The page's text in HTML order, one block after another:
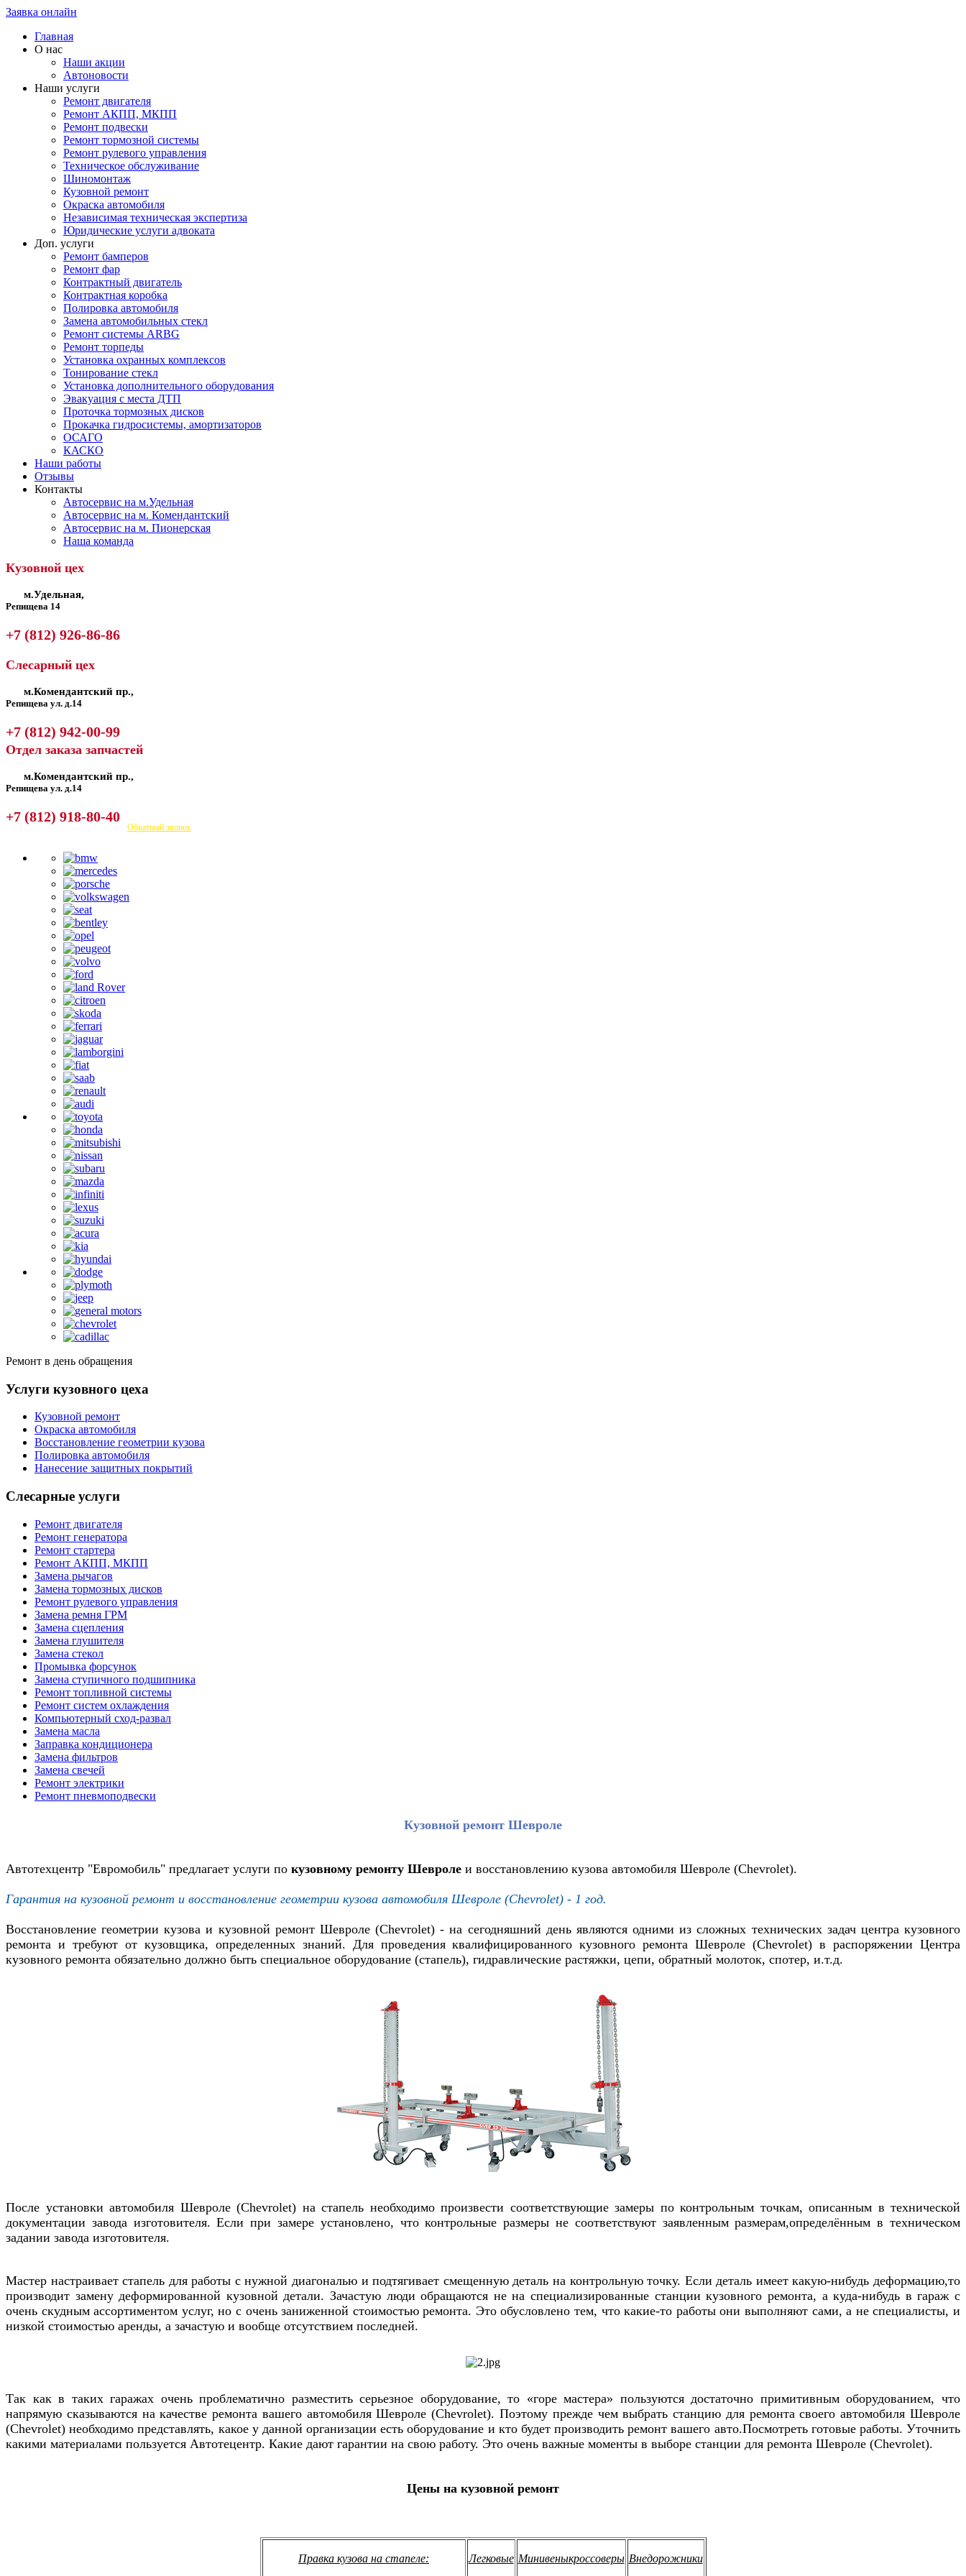
Заявка онлайн
Главная
О нас
Наши акции
Автоновости
Наши услуги
Ремонт двигателя
Ремонт АКПП, МКПП
Ремонт подвески
Ремонт тормозной системы
Ремонт рулевого управления
Техническое обслуживание
Шиномонтаж
Кузовной ремонт
Окраска автомобиля
Независимая техническая экспертиза
Юридические услуги адвоката
Доп. услуги
Ремонт бамперов
Ремонт фар
Контрактный двигатель
Контрактная коробка
Полировка автомобиля
Замена автомобильных стекл
Ремонт системы ARBG
Ремонт торпеды
Установка охранных комплексов
Тонирование стекл
Установка дополнительного оборудования
Эвакуация с места ДТП
Проточка тормозных дисков
Прокачка гидросистемы, амортизаторов
ОСАГО
КАСКО
Наши работы
Отзывы
Контакты
Автосервис на м.Удельная
Автосервис на м. Комендантский
Автосервис на м. Пионерская
Наша команда
Кузовной цех
м.Удельная,
Репищева 14
+7 (812) 926-86-86
Слесарный цех
м.Комендантский пр.,
Репищева ул. д.14
+7 (812) 942-00-99
Отдел заказа запчастей
м.Комендантский пр.,
Репищева ул. д.14
+7 (812) 918-80-40
Посмотреть на карте Обратный звонок
Ремонт в день обращения
Услуги кузовного цеха
Кузовной ремонт
Окраска автомобиля
Восстановление геометрии кузова
Полировка автомобиля
Нанесение защитных покрытий
Слесарные услуги
Ремонт двигателя
Ремонт генератора
Ремонт стартера
Ремонт АКПП, МКПП
Замена рычагов
Замена тормозных дисков
Ремонт рулевого управления
Замена ремня ГРМ
Замена сцепления
Замена глушителя
Замена стекол
Промывка форсунок
Замена ступичного подшипника
Ремонт топливной системы
Ремонт систем охлаждения
Компьютерный сход-развал
Замена масла
Заправка кондиционера
Замена фильтров
Замена свечей
Ремонт электрики
Ремонт пневмоподвески
Кузовной ремонт Шевроле
Автотехцентр "Евромобиль" предлагает услуги по кузовному ремонту Шевроле и восстановлению кузова автомобиля Шевроле (Chevrolet).
Гарантия на кузовной ремонт и восстановление геометрии кузова автомобиля Шевроле (Chevrolet) - 1 год.
Восстановление геометрии кузова и кузовной ремонт Шевроле (Chevrolet)- на сегодняшний день являются одними из сложных технических задач центра кузовного
ремонта и требуют от кузовщика, определенных знаний. Для проведения квалифицированного кузовного ремонтаШевроле (Chevrolet)в распоряжении Центра
кузовного ремонта обязательно должно быть специальное оборудование (стапель), гидравлические растяжки, цепи, обратный молоток, спотер, и.т.д.
После установки автомобиля Шевроле (Chevrolet) на стапель необходимо произвести соответствующие замеры по контрольным точкам, описанным в технической
документации завода изготовителя. Если при замере установлено, что контрольные размеры не соответствуют заявленным размерам,определённым в техническом
задании завода изготовителя.
Мастер настраивает стапель для работы с нужной диагональю и подтягивает смещенную деталь на контрольную точку. Если деталь имеет какую-нибудь деформацию,то
производит замену деформированной кузовной детали. Зачастую люди обращаются не на специализированные станции кузовного ремонта, а куда-нибудь в гараж с
очень скудным ассортиментом услуг, но с очень заниженной стоимостью ремонта. Это обусловлено тем, что какие-то работы они выполняют сами, а не специалисты, и
низкой стоимостью аренды, а зачастую и вообще отсутствием последней.
Так как в таких гаражах очень проблематично разместить серьезное оборудование, то «горе мастера» пользуются достаточно примитивным оборудованием, что
напрямую сказываются на качестве ремонта вашего автомобиляШевроле (Chevrolet). Поэтому прежде чем выбрать станцию для ремонта своего автомобиляШевроле
(Chevrolet)необходимо представлять, какое у данной организации есть оборудование и кто будет производить ремонт вашего авто.Посмотреть готовые работы. Уточнить
какими материалами пользуется Автотецентр. Какие дают гарантии на свою работу. Это очень важные моменты в выборе станции для ремонта Шевроле (Chevrolet).
Цены на кузовной ремонт
Правка кузова на стапеле: Легковые Минивеныкроссоверы Внедорожники